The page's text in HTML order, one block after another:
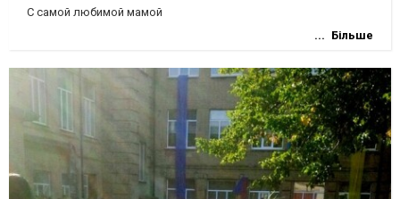
С самой любимой мамой
Більше